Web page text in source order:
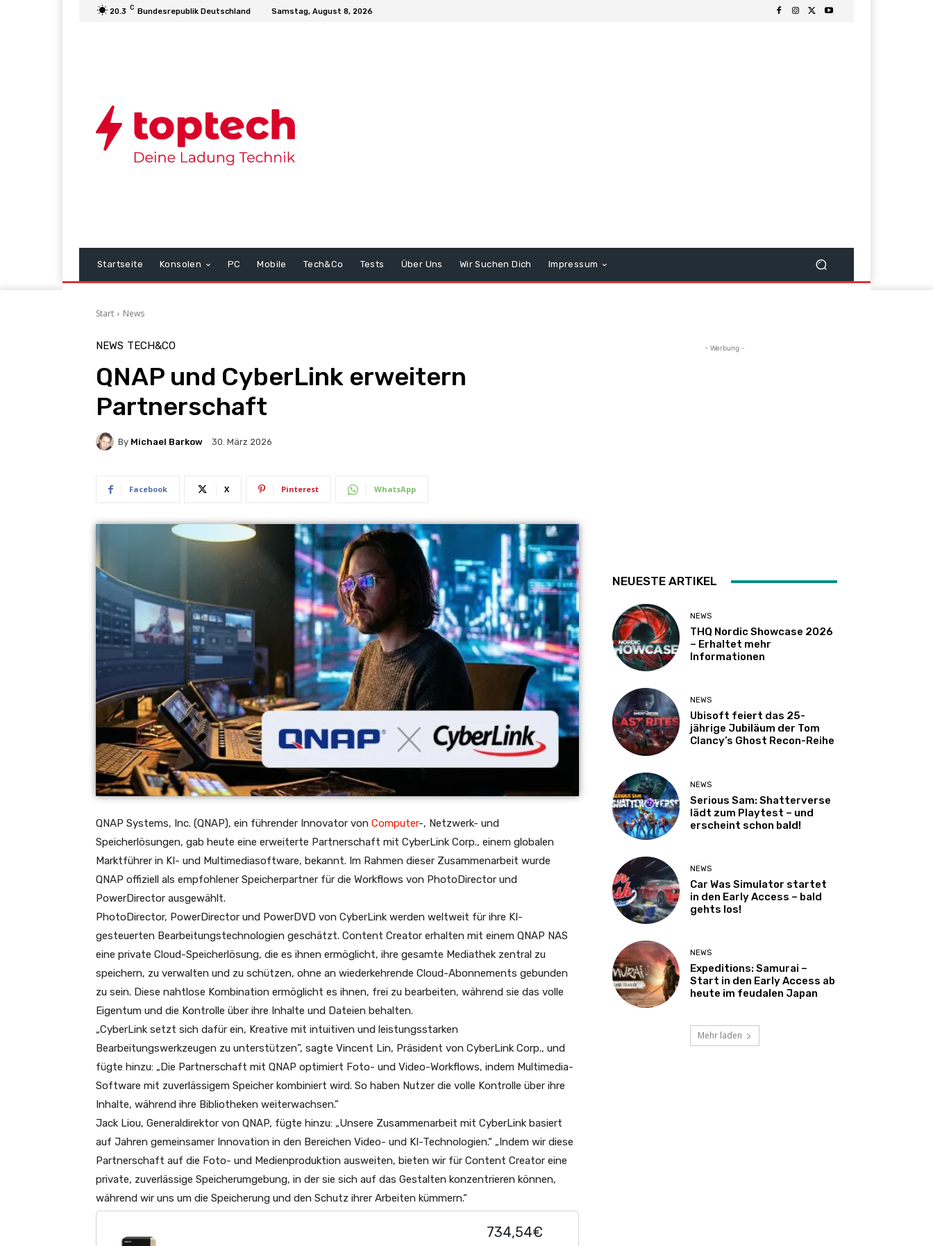
20.3 C Bundesrepublik Deutschland Samstag, August 8, 2026
Startseite Konsolen PC Mobile Tech&Co Tests Über Uns Wir Suchen Dich Impressum
Start News
NEWS TECH&CO
QNAP und CyberLink erweitern
Partnerschaft
By Michael Barkow 30. März 2026
Facebook X Pinterest WhatsApp
QNAP Systems, Inc. (QNAP), ein führender Innovator von Computer-, Netzwerk- und
Speicherlösungen, gab heute eine erweiterte Partnerschaft mit CyberLink Corp., einem globalen
Marktführer in KI- und Multimediasoftware, bekannt. Im Rahmen dieser Zusammenarbeit wurde
QNAP offiziell als empfohlener Speicherpartner für die Workflows von PhotoDirector und
PowerDirector ausgewählt.
PhotoDirector, PowerDirector und PowerDVD von CyberLink werden weltweit für ihre KI-
gesteuerten Bearbeitungstechnologien geschätzt. Content Creator erhalten mit einem QNAP NAS
eine private Cloud-Speicherlösung, die es ihnen ermöglicht, ihre gesamte Mediathek zentral zu
speichern, zu verwalten und zu schützen, ohne an wiederkehrende Cloud-Abonnements gebunden
zu sein. Diese nahtlose Kombination ermöglicht es ihnen, frei zu bearbeiten, während sie das volle
Eigentum und die Kontrolle über ihre Inhalte und Dateien behalten.
„CyberLink setzt sich dafür ein, Kreative mit intuitiven und leistungsstarken
Bearbeitungswerkzeugen zu unterstützen”, sagte Vincent Lin, Präsident von CyberLink Corp., und
fügte hinzu: „Die Partnerschaft mit QNAP optimiert Foto- und Video-Workflows, indem Multimedia-
Software mit zuverlässigem Speicher kombiniert wird. So haben Nutzer die volle Kontrolle über ihre
Inhalte, während ihre Bibliotheken weiterwachsen.”
Jack Liou, Generaldirektor von QNAP, fügte hinzu: „Unsere Zusammenarbeit mit CyberLink basiert
auf Jahren gemeinsamer Innovation in den Bereichen Video- und KI-Technologien.“ „Indem wir diese
Partnerschaft auf die Foto- und Medienproduktion ausweiten, bieten wir für Content Creator eine
private, zuverlässige Speicherumgebung, in der sie sich auf das Gestalten konzentrieren können,
während wir uns um die Speicherung und den Schutz ihrer Arbeiten kümmern.“
734,54€
- Werbung -
NEUESTE ARTIKEL
NEWS
THQ Nordic Showcase 2026
– Erhaltet mehr
Informationen
NEWS
Ubisoft feiert das 25-
jährige Jubiläum der Tom
Clancy’s Ghost Recon-Reihe
NEWS
Serious Sam: Shatterverse
lädt zum Playtest – und
erscheint schon bald!
NEWS
Car Was Simulator startet
in den Early Access – bald
gehts los!
NEWS
Expeditions: Samurai –
Start in den Early Access ab
heute im feudalen Japan
Mehr laden